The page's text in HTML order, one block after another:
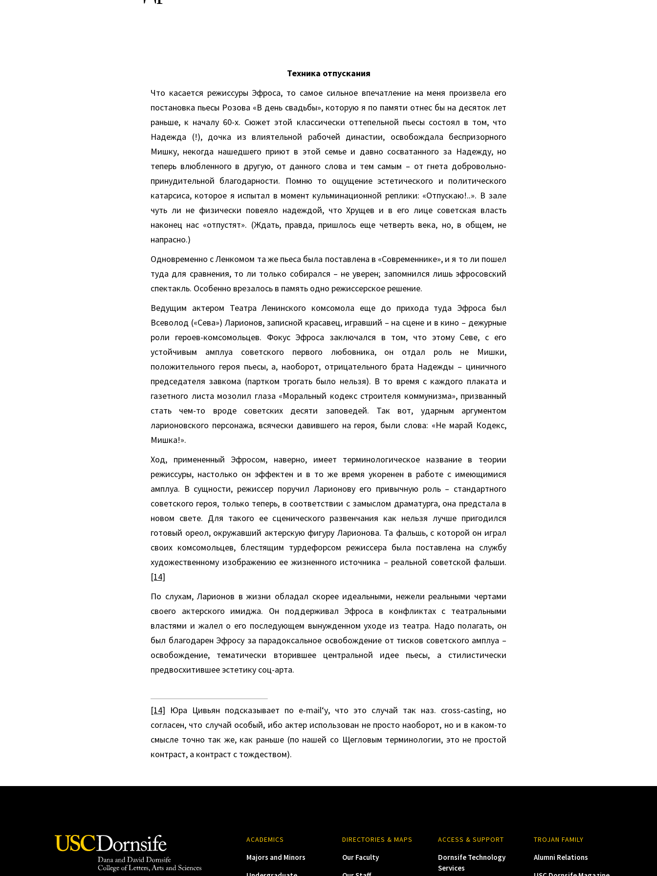
Техника отпускания
Что касается режиссуры Эфроса, то самое сильное впечатление на меня произвела его
постановка пьесы Розова «В день свадьбы», которую я по памяти отнес бы на десяток лет
раньше, к началу 60-х. Сюжет этой классически оттепельной пьесы состоял в том, что
Надежда (!), дочка из влиятельной рабочей династии, освобождала беспризорного
Мишку, некогда нашедшего приют в этой семье и давно сосватанного за Надежду, но
теперь влюбленного в другую, от данного слова и тем самым – от гнета добровольно-
принудительной благодарности. Помню то ощущение эстетического и политического
катарсиса, которое я испытал в момент кульминационной реплики: «Отпускаю!..». В зале
чуть ли не физически повеяло надеждой, что Хрущев и в его лице советская власть
наконец нас «отпустят». (Ждать, правда, пришлось еще четверть века, но, в общем, не
напрасно.)
Одновременно с Ленкомом та же пьеса была поставлена в «Современнике», и я то ли пошел
туда для сравнения, то ли только собирался – не уверен; запомнился лишь эфросовский
спектакль. Особенно врезалось в память одно режиссерское решение.
Ведущим актером Театра Ленинского комсомола еще до прихода туда Эфроса был
Всеволод («Сева») Ларионов, записной красавец, игравший – на сцене и в кино – дежурные
роли героев-комсомольцев. Фокус Эфроса заключался в том, что этому Севе, с его
устойчивым амплуа советского первого любовника, он отдал роль не Мишки,
положительного героя пьесы, а, наоборот, отрицательного брата Надежды – циничного
председателя завкома (партком трогать было нельзя). В то время с каждого плаката и
газетного листа мозолил глаза «Моральный кодекс строителя коммунизма», призванный
стать чем-то вроде советских десяти заповедей. Так вот, ударным аргументом
ларионовского персонажа, всячески давившего на героя, были слова: «Не марай Кодекс,
Мишка!».
Ход, примененный Эфросом, наверно, имеет терминологическое название в теории
режиссуры, настолько он эффектен и в то же время укоренен в работе с имеющимися
амплуа. В сущности, режиссер поручил Ларионову его привычную роль – стандартного
советского героя, только теперь, в соответствии с замыслом драматурга, она предстала в
новом свете. Для такого ее сценического развенчания как нельзя лучше пригодился
готовый ореол, окружавший актерскую фигуру Ларионова. Та фальшь, с которой он играл
своих комсомольцев, блестящим турдефорсом режиссера была поставлена на службу
художественному изображению ее жизненного источника – реальной советской фальши.
[14]
По слухам, Ларионов в жизни обладал скорее идеальными, нежели реальными чертами
своего актерского имиджа. Он поддерживал Эфроса в конфликтах с театральными
властями и жалел о его последующем вынужденном уходе из театра. Надо полагать, он
был благодарен Эфросу за парадоксальное освобождение от тисков советского амплуа –
освобождение, тематически вторившее центральной идее пьесы, а стилистически
предвосхитившее эстетику соц-арта.
[14] Юра Цивьян подсказывает по е-mаil‘у, что это случай так наз. сross-саsting, но
согласен, что случай особый, ибо актер использован не просто наоборот, но и в каком-то
смысле точно так же, как раньше (по нашей со Щегловым терминологии, это не простой
контраст, а контраст с тождеством).
ACADEMICS
Majors and Minors
DIRECTORIES & MAPS
Our Faculty
ACCESS & SUPPORT
Dornsife Technology
Services
TROJAN FAMILY
Alumni Relations